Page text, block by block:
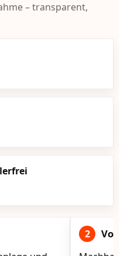
– transparent,
2